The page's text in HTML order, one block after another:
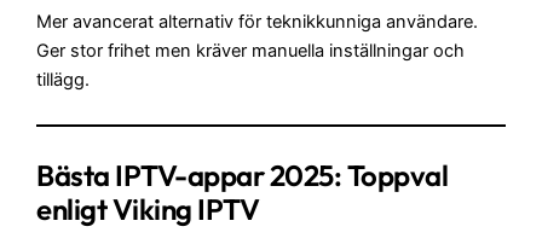
Mer avancerat alternativ för teknikkunniga användare.
Ger stor frihet men kräver manuella inställningar och
tillägg.
Bästa IPTV-appar 2025: Toppval
enligt Viking IPTV